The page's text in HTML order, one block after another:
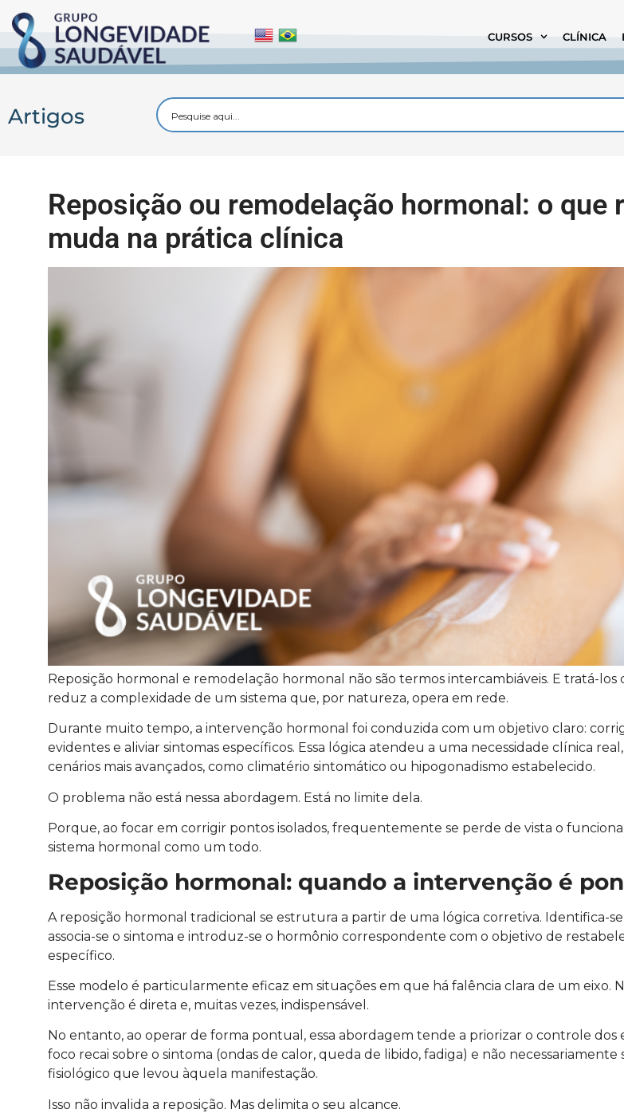
CURSOS CLÍNICA
Artigos
Reposição ou remodelação hormonal: o que
muda na prática clínica
Reposição hormonal e remodelação hormonal não são termos intercambiáveis. E tratá-los
reduz a complexidade de um sistema que, por natureza, opera em rede.
Durante muito tempo, a intervenção hormonal foi conduzida com um objetivo claro:
evidentes e aliviar sintomas específicos. Essa lógica atendeu a uma necessidade clínica
cenários mais avançados, como climatério sintomático ou hipogonadismo estabelecido.
O problema não está nessa abordagem. Está no limite dela.
Porque, ao focar em corrigir pontos isolados, frequentemente se perde de vista o
sistema hormonal como um todo.
Reposição hormonal: quando a intervenção é
A reposição hormonal tradicional se estrutura a partir de uma lógica corretiva. Identifica-
associa-se o sintoma e introduz-se o hormônio correspondente com o objetivo de
específico.
Esse modelo é particularmente eficaz em situações em que há falência clara de um eixo.
intervenção é direta e, muitas vezes, indispensável.
No entanto, ao operar de forma pontual, essa abordagem tende a priorizar o controle dos
foco recai sobre o sintoma (ondas de calor, queda de libido, fadiga) e não necessariamente
fisiológico que levou àquela manifestação.
Isso não invalida a reposição. Mas delimita o seu alcance.